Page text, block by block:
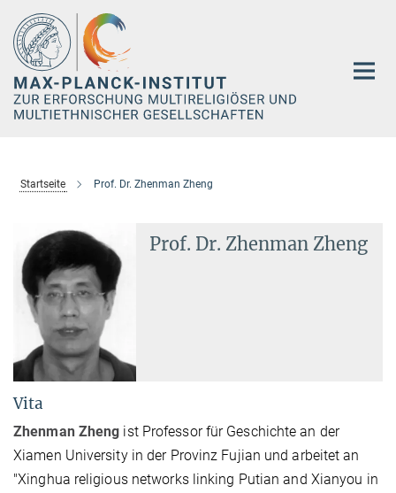
Hauptinhalt
Startseite Prof. Dr. Zhenman Zheng
Prof. Dr. Zhenman Zheng
Vita
Zhenman Zheng ist Professor für Geschichte an der
Xiamen University in der Provinz Fujian und arbeitet an
"Xinghua religious networks linking Putian and Xianyou in